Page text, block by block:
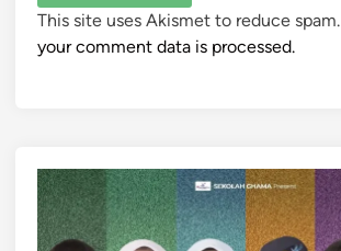
This site uses Akismet to reduce spam.
your comment data is processed.